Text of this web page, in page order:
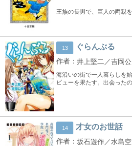
王族の長男で、巨人の両親
13 ぐらんぶる
井上堅二／吉岡
海沿いの街で一人暮らしを
ビューを果たす。出会った
14 才女のお世話
坂石遊作／水島